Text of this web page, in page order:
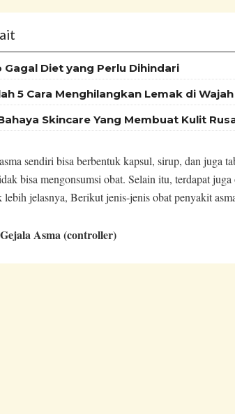
Gagal Diet yang Perlu Dihindari
5 Cara Menghilangkan Lemak di Wajah
Skincare Yang Membuat Kulit
sendiri bisa berbentuk kapsul, sirup, dan juga
bisa mengonsumsi obat. Selain itu, terdapat
jelasnya, Berikut jenis-jenis obat penyakit
Asma (controller)